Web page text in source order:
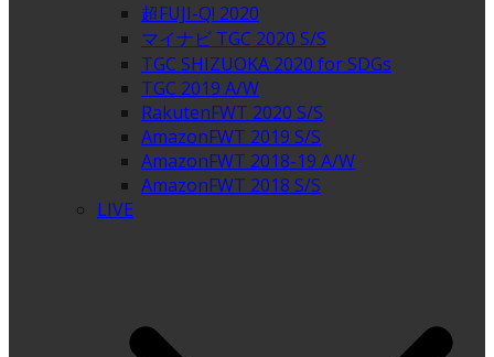
超FUJI-Q! 2020
マイナビ TGC 2020 S/S
TGC SHIZUOKA 2020 for SDGs
TGC 2019 A/W
RakutenFWT 2020 S/S
AmazonFWT 2019 S/S
AmazonFWT 2018-19 A/W
AmazonFWT 2018 S/S
LIVE